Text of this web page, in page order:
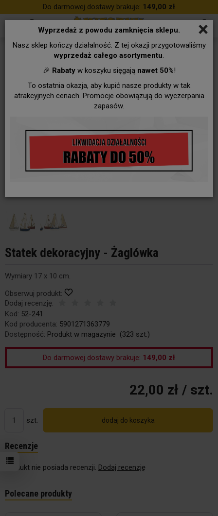
×
Wyprzedaż z powodu zamknięcia sklepu.
Nasz sklep kończy działalność. Z tej okazji przygotowaliśmy
wyprzedaż całego asortymentu.
🎉 Rabatyw koszyku sięgają nawet 50%!
To ostatnia okazja, aby kupić nasze produkty w tak
atrakcyjnych cenach. Promocje obowiązują do wyczerpania
zapasów.
Do darmowej dostawy brakuje: 149,00 zł
Statek dekoracyjny - Żaglówka
Wymiary 17 x 10 cm.
Obserwuj produkt:
Dodaj recenzję:
Kod: 52-241
Kod producenta: 5901271363779
Dostępność: Produkt w magazynie (323 szt.)
Do darmowej dostawy brakuje: 149,00 zł
22,00 zł / szt.
szt. dodaj do koszyka
Recenzje
Produkt nie posiada recenzji. Dodaj recenzję
Polecane produkty